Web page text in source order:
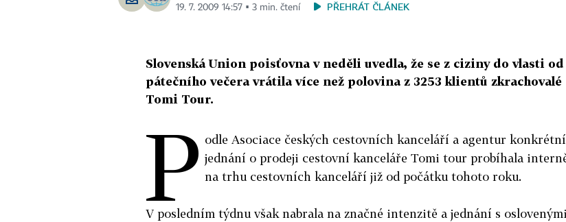
19. 7. 2009 14:57 ▪ 3 min. čtení PŘEHRÁT ČLÁNEK
Slovenská Union poisťovna v neděli uvedla, že se z ciziny do vlasti od
pátečního večera vrátila více než polovina z 3253 klientů zkrachovalé
Tomi Tour.
P odle Asociace českých cestovních kanceláří a agentur konkrétní
jednání o prodeji cestovní kanceláře Tomi tour probíhala
na trhu cestovních kanceláří již od počátku tohoto roku.
V posledním týdnu však nabrala na značné intenzitě a jednání s oslovenými